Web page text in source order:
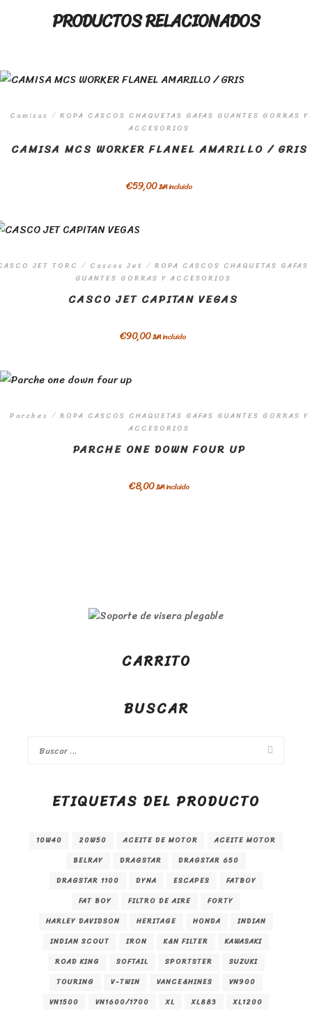
PRODUCTOS RELACIONADOS
Camisas / ROPA CASCOS CHAQUETAS GAFAS GUANTES GORRAS Y
ACCESORIOS
CAMISA MCS WORKER FLANEL AMARILLO / GRIS
€59,00IVA incluido
JET TORC / Cascos Jet / ROPA CASCOS CHAQUETAS GAFAS
GUANTES GORRAS Y ACCESORIOS
CASCO JET CAPITAN VEGAS
€90,00IVA incluido
Parches / ROPA CASCOS CHAQUETAS GAFAS GUANTES GORRAS Y
ACCESORIOS
PARCHE ONE DOWN FOUR UP
€8,00IVA incluido
CARRITO
BUSCAR
ETIQUETAS DEL PRODUCTO
10W40 20W50 ACEITE DE MOTOR
ACEITE MOTOR
BELRAY
DRAGSTAR
DRAGSTAR 650
DRAGSTAR 1100
DYNA ESCAPES
FATBOY
FAT BOY
FILTRO DE AIRE
FORTY
HARLEY DAVIDSON
HERITAGE HONDA
INDIAN
INDIAN SCOUT
IRON K&N FILTER
KAWASAKI
ROAD KING
SOFTAIL SPORTSTER
SUZUKI
TOURING
V-TWIN VANCE&HINES
VN900
VN1500
VN1600/1700 XL XL883
XL1200